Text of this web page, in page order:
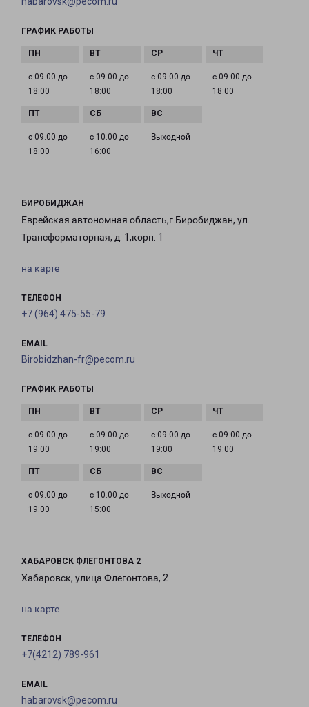
ГРАФИК РАБОТЫ
с 09:00 до
18:00
с 09:00 до
18:00
с 09:00 до
18:00
с 09:00 до
18:00
с 09:00 до
18:00
с 10:00 до
16:00
Выходной
БИРОБИДЖАН
Еврейская автономная область,г.Биробиджан, ул.
Трансформаторная, д. 1,корп. 1
на карте
ТЕЛЕФОН
+7 (964) 475-55-79
EMAIL
Birobidzhan-fr@pecom.ru
ГРАФИК РАБОТЫ
с 09:00 до
19:00
с 09:00 до
19:00
с 09:00 до
19:00
с 09:00 до
19:00
с 09:00 до
19:00
с 10:00 до
15:00
Выходной
ХАБАРОВСК ФЛЕГОНТОВА 2
Хабаровск, улица Флегонтова, 2
на карте
ТЕЛЕФОН
+7(4212) 789-961
EMAIL
habarovsk@pecom.ru